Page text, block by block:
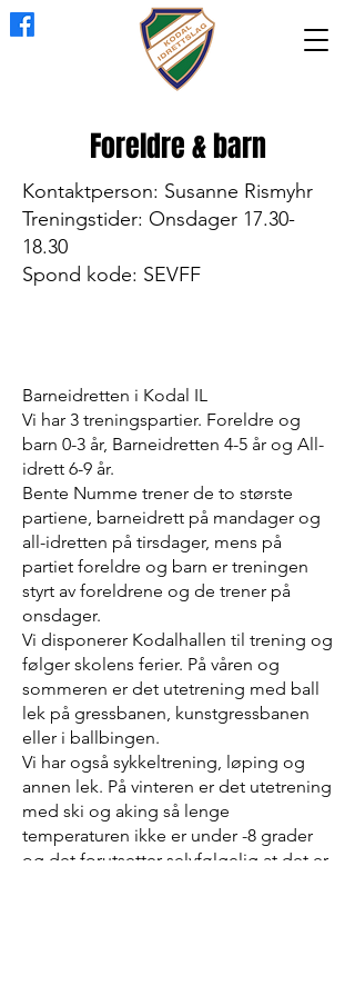
Foreldre & barn
Kontaktperson: Susanne Rismyhr
Treningstider: Onsdager 17.30-
18.30
Spond kode: SEVFF
Barneidretten i Kodal IL
Vi har 3 treningspartier. Foreldre og
barn 0-3 år, Barneidretten 4-5 år og All-
idrett 6-9 år.
Bente Numme trener de to største
partiene, barneidrett på mandager og
all-idretten på tirsdager, mens på
partiet foreldre og barn er treningen
styrt av foreldrene og de trener på
onsdager.
Vi disponerer Kodalhallen til trening og
følger skolens ferier. På våren og
sommeren er det utetrening med ball
lek på gressbanen, kunstgressbanen
eller i ballbingen.
Vi har også sykkeltrening, løping og
annen lek. På vinteren er det utetrening
med ski og aking så lenge
temperaturen ikke er under -8 grader
og det forutsetter selvfølgelig at det er